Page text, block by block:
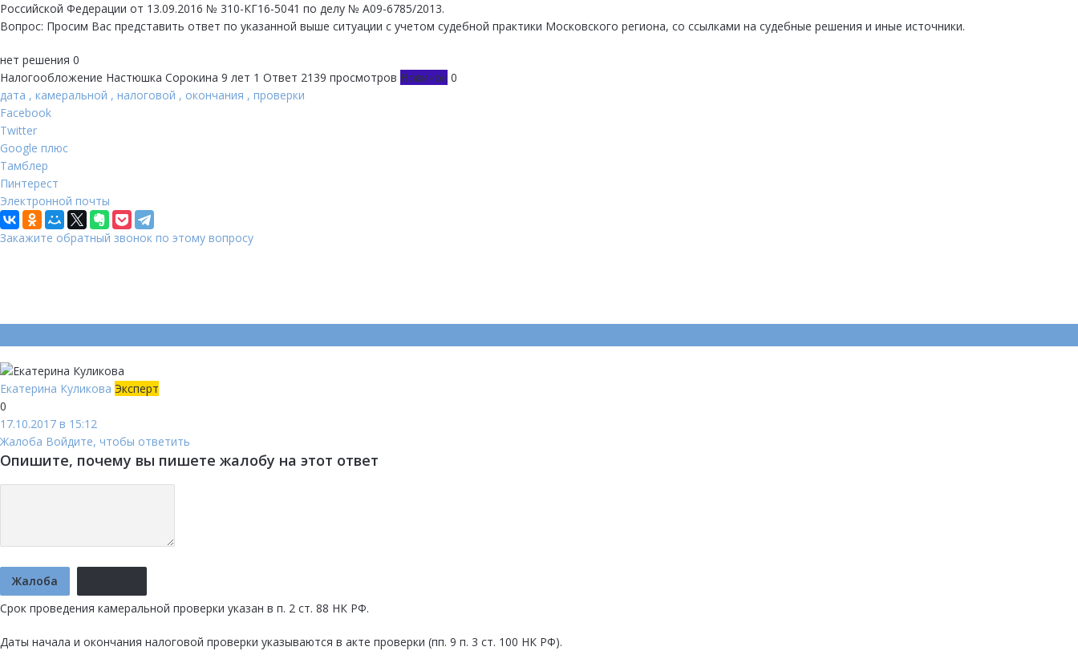
Российской Федерации от 13.09.2016 № 310-КГ16-5041 по делу № А09-6785/2013.
Вопрос: Просим Вас представить ответ по указанной выше ситуации с учетом судебной практики Московского региона, со ссылками на судебные решения и иные источники.
нет решения 0
Налогообложение Настюшка Сорокина 9 лет 1 Ответ 2139 просмотров Новичок 0
дата , камеральной , налоговой , окончания , проверки
Facebook
Twitter
Google плюс
Тамблер
Пинтерест
Электронной почты
Закажите обратный звонок по этому вопросу
Екатерина Куликова Эксперт
0
17.10.2017 в 15:12
Жалоба Войдите, чтобы ответить
Опишите, почему вы пишете жалобу на этот ответ
Жалоба
Срок проведения камеральной проверки указан в п. 2 ст. 88 НК РФ.
Даты начала и окончания налоговой проверки указываются в акте проверки (пп. 9 п. 3 ст. 100 НК РФ).